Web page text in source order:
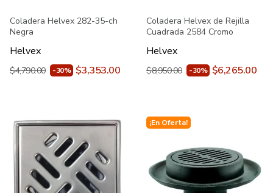
Coladera Helvex 282-35-ch
Negra
Helvex
$4,790.00 -30% $3,353.00
Coladera Helvex de Rejilla
Cuadrada 2584 Cromo
Helvex
$8,950.00 -30% $6,265.00
¡En Oferta!